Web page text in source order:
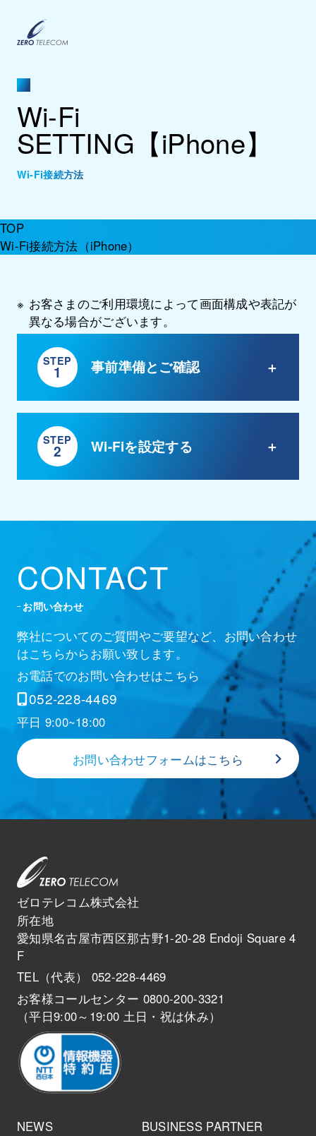
Wi-Fi
SETTING【iPhone】
Wi-Fi接続方法
TOP
Wi-Fi接続方法（iPhone）
お客さまのご利用環境によって画面構成や表記が
異なる場合がございます。
STEP
1 事前準備とご確認
STEP
2 Wi-Fiを設定する
CONTACT
お問い合わせ
弊社についてのご質問やご要望など、お問い合わせ
はこちらからお願い致します。
お電話でのお問い合わせはこちら
052-228-4469
平日 9:00~18:00
お問い合わせフォームはこちら
ゼロテレコム株式会社
所在地
愛知県名古屋市西区那古野1-20-28 Endoji Square 4
F
TEL（代表） 052-228-4469
お客様コールセンター 0800-200-3321
（平日9:00～19:00 土日・祝は休み）
NEWS
BUSINESS PARTNER